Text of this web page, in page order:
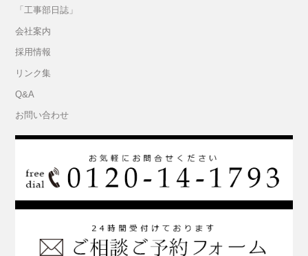
「工事部日誌」
会社案内
採用情報
リンク集
Q&A
お問い合わせ